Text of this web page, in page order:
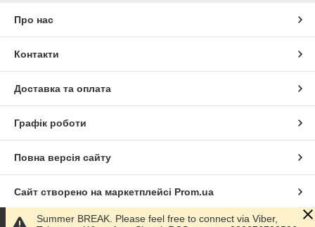
Про нас
Контакти
Доставка та оплата
Графік роботи
Повна версія сайту
Сайт створено на маркетплейсі Prom.ua
Summer BREAK. Please feel free to connect via Viber,